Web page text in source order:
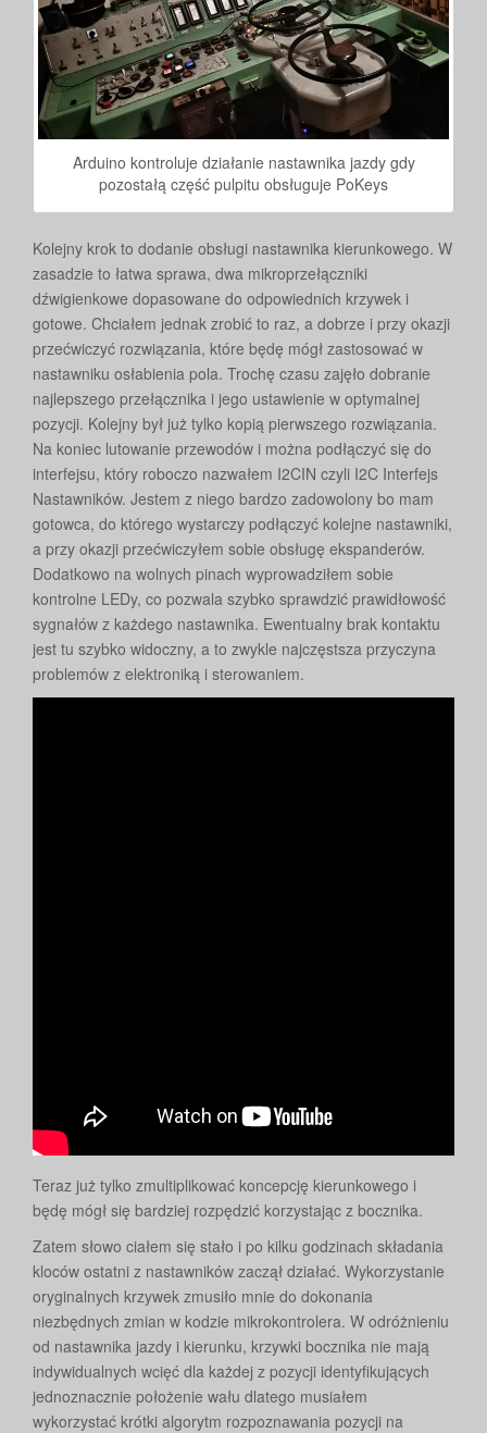
Arduino kontroluje działanie nastawnika jazdy gdy
pozostałą część pulpitu obsługuje PoKeys
Kolejny krok to dodanie obsługi nastawnika kierunkowego. W
zasadzie to łatwa sprawa, dwa mikroprzełączniki
dźwigienkowe dopasowane do odpowiednich krzywek i
gotowe. Chciałem jednak zrobić to raz, a dobrze i przy okazji
przećwiczyć rozwiązania, które będę mógł zastosować w
nastawniku osłabienia pola. Trochę czasu zajęło dobranie
najlepszego przełącznika i jego ustawienie w optymalnej
pozycji. Kolejny był już tylko kopią pierwszego rozwiązania.
Na koniec lutowanie przewodów i można podłączyć się do
interfejsu, który roboczo nazwałem I2CIN czyli I2C Interfejs
Nastawników. Jestem z niego bardzo zadowolony bo mam
gotowca, do którego wystarczy podłączyć kolejne nastawniki,
a przy okazji przećwiczyłem sobie obsługę ekspanderów.
Dodatkowo na wolnych pinach wyprowadziłem sobie
kontrolne LEDy, co pozwala szybko sprawdzić prawidłowość
sygnałów z każdego nastawnika. Ewentualny brak kontaktu
jest tu szybko widoczny, a to zwykle najczęstsza przyczyna
problemów z elektroniką i sterowaniem.
Teraz już tylko zmultiplikować koncepcję kierunkowego i
będę mógł się bardziej rozpędzić korzystając z bocznika.
Zatem słowo ciałem się stało i po kilku godzinach składania
kloców ostatni z nastawników zaczął działać. Wykorzystanie
oryginalnych krzywek zmusiło mnie do dokonania
niezbędnych zmian w kodzie mikrokontrolera. W odróżnieniu
od nastawnika jazdy i kierunku, krzywki bocznika nie mają
indywidualnych wcięć dla każdej z pozycji identyfikujących
jednoznacznie położenie wału dlatego musiałem
wykorzystać krótki algorytm rozpoznawania pozycji na